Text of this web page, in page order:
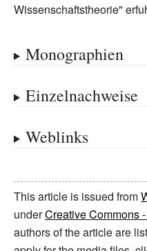
Wissenschaftstheorie"
Monographien
Einzelnachweise
Weblinks
This article is issued from
underCreative Commons
authors of the article are